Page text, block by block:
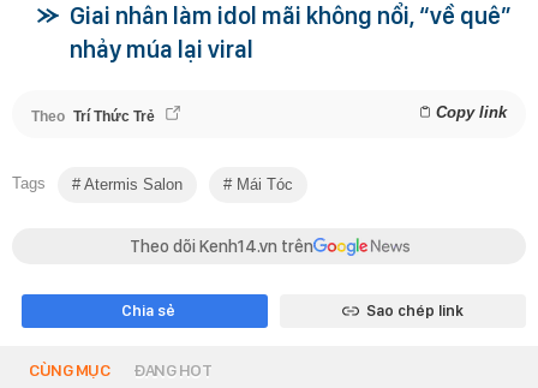
Giai nhân làm idol mãi không nổi, “về quê”
nhảy múa lại viral
Theo Trí Thức Trẻ Copy link
Tags Atermis Salon Mái Tóc
Theo dõi Kenh14.vn trên
Chia sẻ Sao chép link
CÙNG MỤC ĐANG HOT